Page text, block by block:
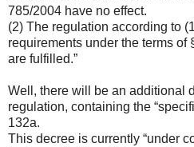
785/2004 have no effect.
(2) The regulation according to
requirements under the terms of
are fulfilled.”
Well, there will be an additional
regulation, containing the
132a.
This decree is currently “under